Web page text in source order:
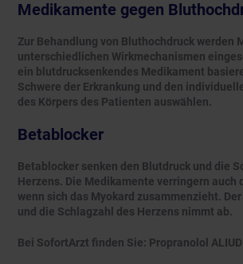
Medikamente gegen
Zur Behandlung von Bluthochdruck werden
unterschiedlichen Wirkmechanismen
ein blutdrucksenkendes Medikament
Schwere der Erkrankung und den
des Körpers des Patienten auswählen.
Betablocker
Betablocker senken den Blutdruck und die
Herzens. Die Medikamente verringern auch
wenn sich das Myokard zusammenzieht.
und die Schlagzahl des Herzens nimmt ab.
Bei SofortArzt finden Sie: Propranolol